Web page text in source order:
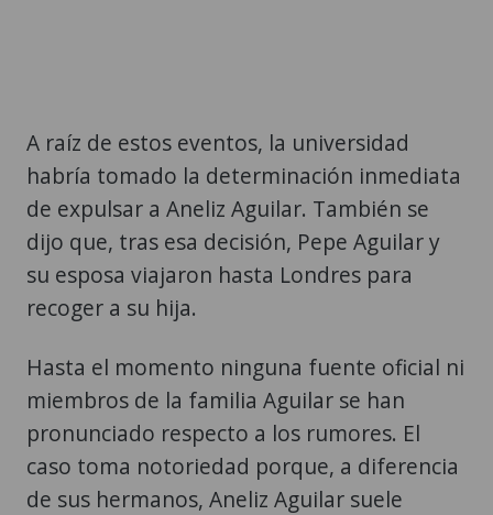
A raíz de estos eventos, la universidad
habría tomado la determinación inmediata
de expulsar a Aneliz Aguilar. También se
dijo que, tras esa decisión, Pepe Aguilar y
su esposa viajaron hasta Londres para
recoger a su hija.
Hasta el momento ninguna fuente oficial ni
miembros de la familia Aguilar se han
pronunciado respecto a los rumores. El
caso toma notoriedad porque, a diferencia
de sus hermanos, Aneliz Aguilar suele